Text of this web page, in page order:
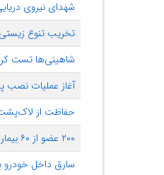
شهدای نیروی
تخریب تنوع
شاهینی‌ها تست
آغاز عملیات نصب پایه
حفاظت از
۲۰۰ عضو از ۶۰ بیمار مرگ مغزی در بوشهر برداشت شده است
سارق داخل خودرو با ۱۸ فقره سرقت در گناوه